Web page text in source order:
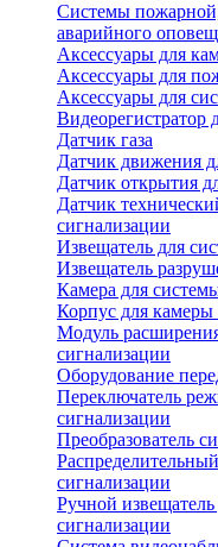
Системы
аварийного
Аксессуары для
Аксессуары для
Аксессуары для
Видеорегистратор
Датчик газа
Датчик движения
Датчик открытия
Датчик
сигнализации
Извещатель для
Извещатель
Камера для
Корпус для
Модуль
сигнализации
Оборудование
Переключатель
сигнализации
Преобразователь
сигнализации
Ручной
сигнализации